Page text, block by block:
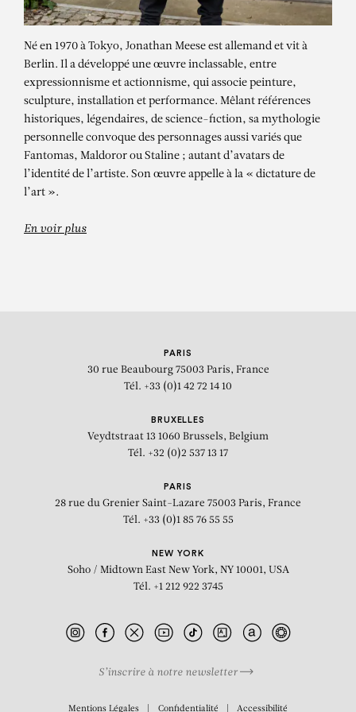
JONATHAN MEESE
Dr. Merlin de Large (Marquis Zed de
Né en 1970 à Tokyo, Jonathan Meese est allemand et vit à
Berlin. Il a développé une œuvre inclassable, entre
expressionnisme et actionnisme, qui associe peinture,
sculpture, installation et performance. Mêlant références
historiques, légendaires, de science-fiction, sa mythologie
personnelle convoque des personnages aussi variés que
Fantomas, Maldoror ou Staline ; autant d’avatars de
l’identité de l’artiste. Son œuvre appelle à la « dictature de
l’art ».
En voir plus
PARIS
30 rue Beaubourg 75003 Paris, France
Tél. +33 (0)1 42 72 14 10
BRUXELLES
Veydtstraat 13 1060 Brussels, Belgium
Tél. +32 (0)2 537 13 17
PARIS
28 rue du Grenier Saint-Lazare 75003 Paris, France
Tél. +33 (0)1 85 76 55 55
NEW YORK
Soho / Midtown East New York, NY 10001, USA
Tél. +1 212 922 3745
S’inscrire à notre newsletter
Mentions Légales Confidentialité Accessibilité